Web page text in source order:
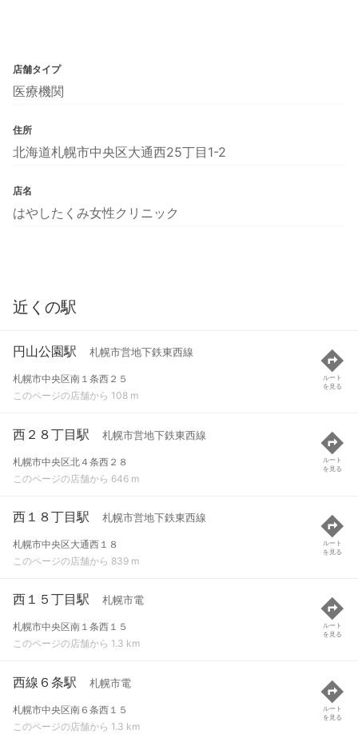
店舗タイプ
医療機関
住所
北海道札幌市中央区大通西25丁目1-2
店名
はやしたくみ女性クリニック
近くの駅
円山公園駅 札幌市営地下鉄東西線
札幌市中央区南１条西２５
このページの店舗から 108 m
ルート
を見る
西２８丁目駅 札幌市営地下鉄東西線
札幌市中央区北４条西２８
このページの店舗から 646 m
ルート
を見る
西１８丁目駅 札幌市営地下鉄東西線
札幌市中央区大通西１８
このページの店舗から 839 m
ルート
を見る
西１５丁目駅 札幌市電
札幌市中央区南１条西１５
このページの店舗から 1.3 km
ルート
を見る
西線６条駅 札幌市電
札幌市中央区南６条西１５
このページの店舗から 1.3 km
ルート
を見る